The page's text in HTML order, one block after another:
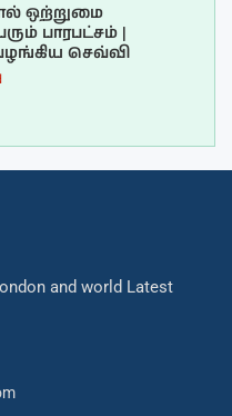
ஒற்றுமை
பாரபட்சம் |
செவ்வி
and world Latest